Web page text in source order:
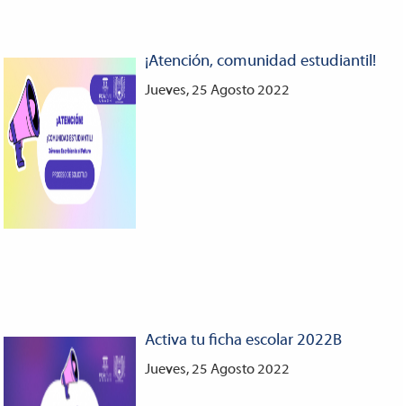
¡Atención, comunidad estudiantil!
Jueves, 25 Agosto 2022
Activa tu ficha escolar 2022B
Jueves, 25 Agosto 2022